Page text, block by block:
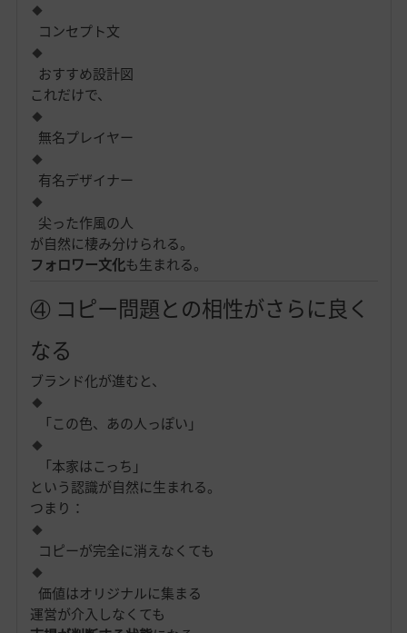
コンセプト文
おすすめ設計図
これだけで、
無名プレイヤー
有名デザイナー
尖った作風の人
が自然に棲み分けられる。
フォロワー文化も生まれる。
④ コピー問題との相性がさらに良く
なる
ブランド化が進むと、
「この色、あの人っぽい」
「本家はこっち」
という認識が自然に生まれる。
つまり：
コピーが完全に消えなくても
価値はオリジナルに集まる
運営が介入しなくても